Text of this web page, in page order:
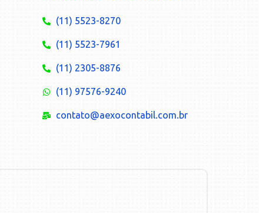
(11) 5523-8270
(11) 5523-7961
(11) 2305-8876
(11) 97576-9240
contato@aexocontabil.com.br